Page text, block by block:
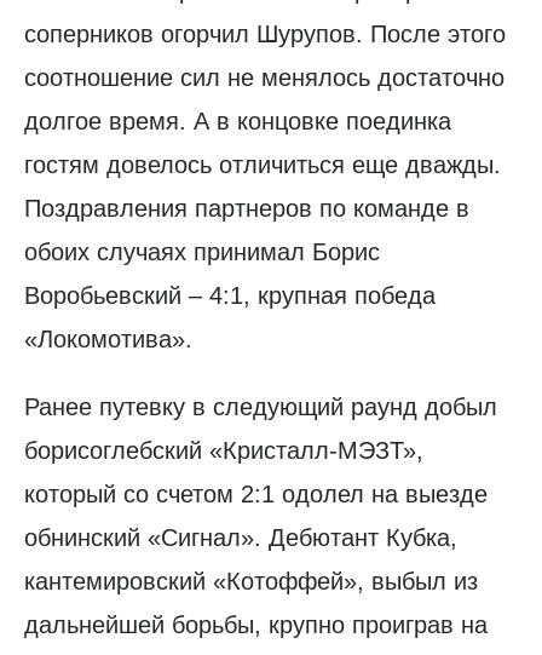
соперников огорчил Шурупов. После этого
соотношение сил не менялось достаточно
долгое время. А в концовке поединка
гостям довелось отличиться еще дважды.
Поздравления партнеров по команде в
обоих случаях принимал Борис
Воробьевский – 4:1, крупная победа
«Локомотива».
Ранее путевку в следующий раунд добыл
борисоглебский «Кристалл-МЭЗТ»,
который со счетом 2:1 одолел на выезде
обнинский «Сигнал». Дебютант Кубка,
кантемировский «Котоффей», выбыл из
дальнейшей борьбы, крупно проиграв на